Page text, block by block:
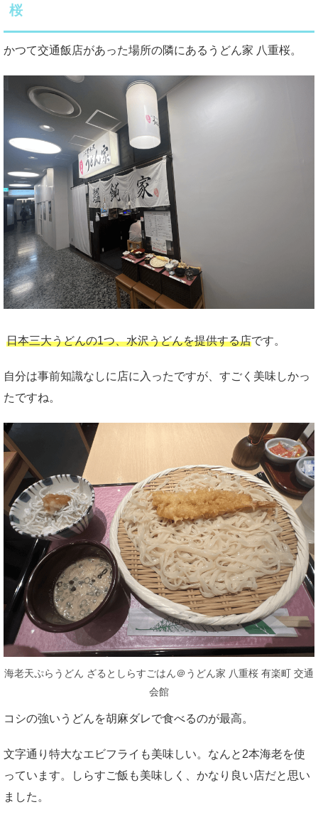
桜
かつて交通飯店があった場所の隣にあるうどん家 八重桜。
日本三大うどんの1つ、水沢うどんを提供する店です。
自分は事前知識なしに店に入ったですが、すごく美味しかっ
たですね。
海老天ぷらうどん ざるとしらすごはん＠うどん家 八重桜 有楽町 交通
会館
コシの強いうどんを胡麻ダレで食べるのが最高。
文字通り特大なエビフライも美味しい。なんと2本海老を使
っています。しらすご飯も美味しく、かなり良い店だと思い
ました。